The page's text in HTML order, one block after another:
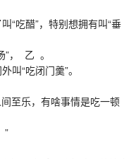
吃醋”，特别想拥有叫“垂
， 乙 。
“吃闭门羹”。
至乐，有啥事情是吃一顿
”